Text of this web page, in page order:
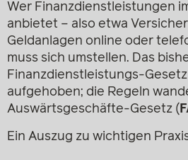
Wer Finanzdienstleistungen
anbietet – also etwa
Geldanlagen online oder
muss sich umstellen. Das
Finanzdienstleistungs-Gesetz
aufgehoben; die Regeln
Auswärtsgeschäfte-Gesetz (
Ein Auszug zu wichtigen